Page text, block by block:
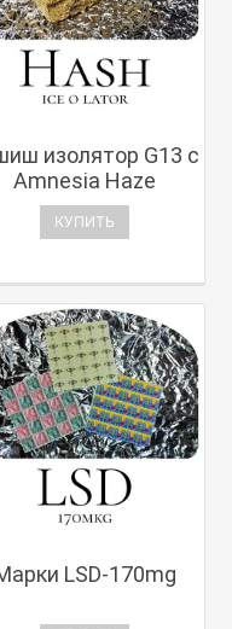
изолятор G13 с
Amnesia Haze
КУПИТЬ
LSD-170mg